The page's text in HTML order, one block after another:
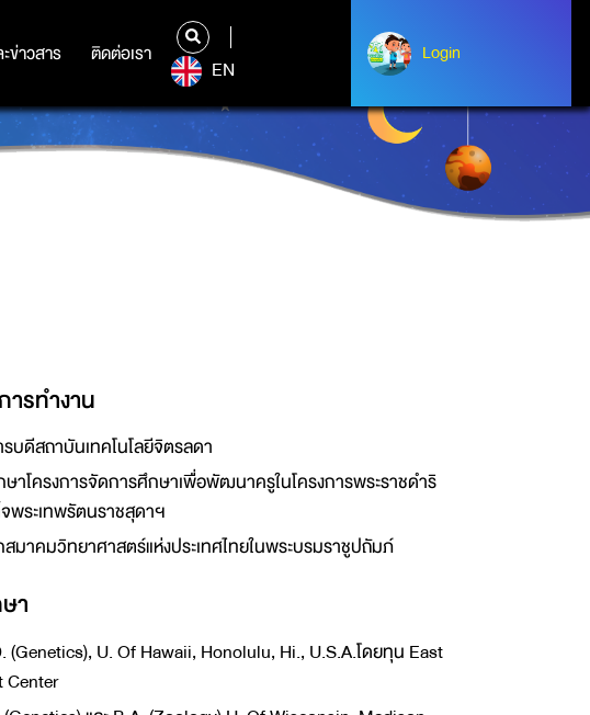
ข่าวสาร ติดต่อเรา
ข่าวสาร ติดต่อเรา
EN
Login
Albert Einstein
ารทำงาน
บดีสถาบันเทคโนโลยีจิตรลดา
าโครงการจัดการศึกษาเพื่อพัฒนาครูในโครงการพระราชดำริ
พระเทพรัตนราชสุดาฯ
มาคมวิทยาศาสตร์แห่งประเทศไทยในพระบรมราชูปถัมภ์
า
(Genetics), U. Of Hawaii, Honolulu, Hi., U.S.A.โดยทุน East
Center